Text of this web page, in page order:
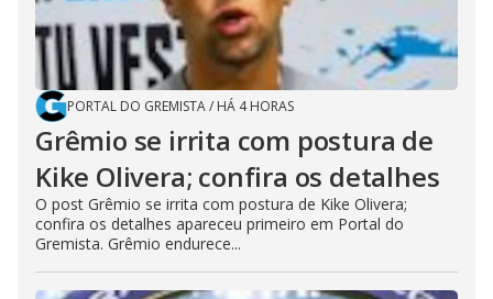
PORTAL DO GREMISTA/ HÁ 4 HORAS
Grêmio se irrita com postura de
Kike Olivera; confira os detalhes
O post Grêmio se irrita com postura de Kike Olivera;
confira os detalhes apareceu primeiro em Portal do
Gremista. Grêmio endurece...